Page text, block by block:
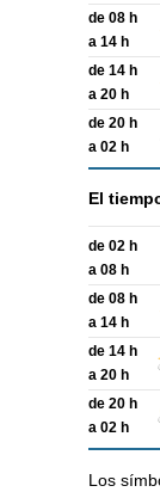
de 08 h
a 14 h
de 14 h
a 20 h
de 20 h
a 02 h
El
de 02 h
a 08 h
de 08 h
a 14 h
de 14 h
a 20 h
de 20 h
a 02 h
Los